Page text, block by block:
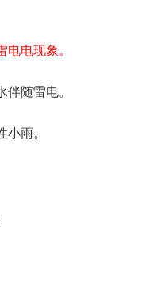
电电现象。
伴随雷电。
小雨。